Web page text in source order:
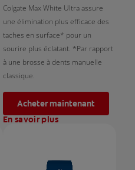
Colgate Max White Ultra assure
une élimination plus efficace des
taches en surface* pour un
sourire plus éclatant. *Par rapport
à une brosse à dents manuelle
classique.
Acheter maintenant
En savoir plus